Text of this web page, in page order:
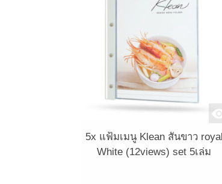
5x แฟ้มเมนู Klean สันขาว royal
White (12views) set 5เล่ม